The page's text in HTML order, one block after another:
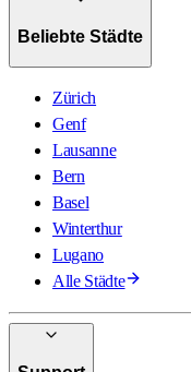
Beliebte Städte
Zürich
Genf
Lausanne
Bern
Basel
Winterthur
Lugano
Alle Städte